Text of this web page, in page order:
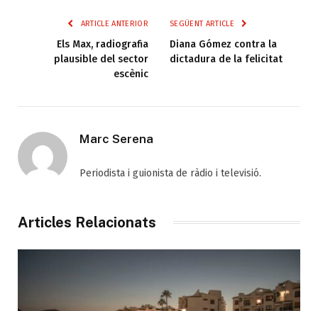
ARTICLE ANTERIOR
Els Max, radiografia
plausible del sector
escènic
SEGÜENT ARTICLE
Diana Gómez contra la
dictadura de la felicitat
Marc Serena
Periodista i guionista de ràdio i televisió.
Articles Relacionats